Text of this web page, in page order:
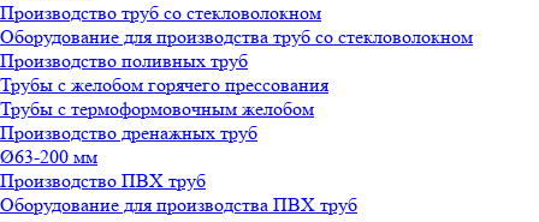
Производство труб со стекловолокном
Оборудование для производства труб со стекловолокном
Производство поливных труб
Трубы с желобом горячего прессования
Трубы с термоформовочным желобом
Производство дренажных труб
Ø63-200 мм
Производство ПВХ труб
Оборудование для производства ПВХ труб